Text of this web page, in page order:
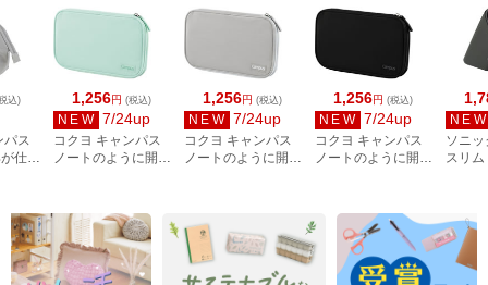
1,256円 (税込)
NEW 7/24up
コクヨ キャンパス
ノートのように開く
1,256円 (税込)
NEW 7/24up
コクヨ キャンパス
ノートのように開く
1,256円 (税込)
NEW 7/24up
コクヨ キャンパス
ノートのように開く
NEW
ソニ
スリ
込)
パス
仕分